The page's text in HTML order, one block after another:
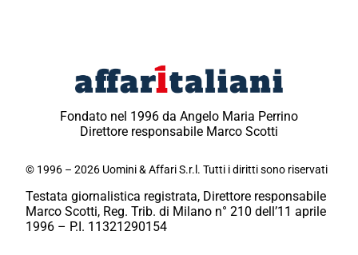
Fondato nel 1996 da Angelo Maria Perrino
Direttore responsabile Marco Scotti
© 1996 – 2026 Uomini & Affari S.r.l. Tutti i diritti sono riservati
Testata giornalistica registrata, Direttore responsabile
Marco Scotti, Reg. Trib. di Milano n° 210 dell’11 aprile
1996 – P.I. 11321290154